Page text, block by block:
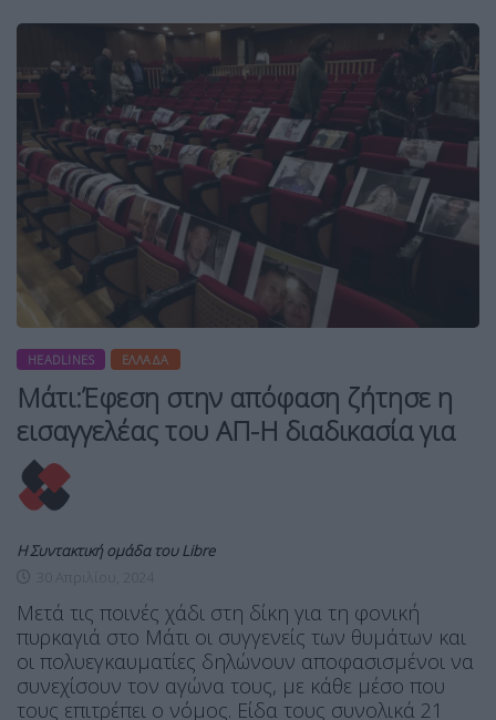
HEADLINES ΕΛΛΆΔΑ
Μάτι:Έφεση στην απόφαση ζήτησε η
εισαγγελέας του ΑΠ-Η διαδικασία για
Η Συντακτική ομάδα του Libre
Μετά τις ποινές χάδι στη δίκη για τη φονική
πυρκαγιά στο Μάτι οι συγγενείς των θυμάτων και
οι πολυεγκαυματίες δηλώνουν αποφασισμένοι να
συνεχίσουν τον αγώνα τους, με κάθε μέσο που
τους επιτρέπει ο νόμος. Είδα τους συνολικά 21